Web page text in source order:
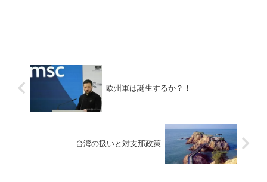
欧州軍は誕生するか？！
台湾の扱いと対支那政策